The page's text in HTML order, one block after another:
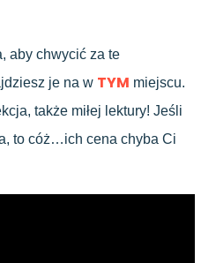
aby chwycić za te
je na w TYM miejscu.
także miłej lektury! Jeśli
to cóż…ich cena chyba Ci